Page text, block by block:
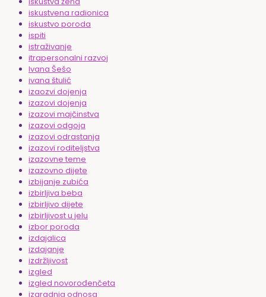
iskustvena radionica
iskustvo poroda
ispiti
istraživanje
itrapersonalni razvoj
Ivana Šešo
ivana štulić
izaozvi dojenja
izazovi dojenja
izazovi majčinstva
izazovi odgoja
izazovi odrastanja
izazovi roditeljstva
izazovne teme
izazovno dijete
izbijanje zubića
izbirljiva beba
izbirljivo dijete
izbirljivost u jelu
izbor poroda
izdajalica
izdajanje
izdržljivost
izgled
izgled novorođenčeta
izgradnja odnosa